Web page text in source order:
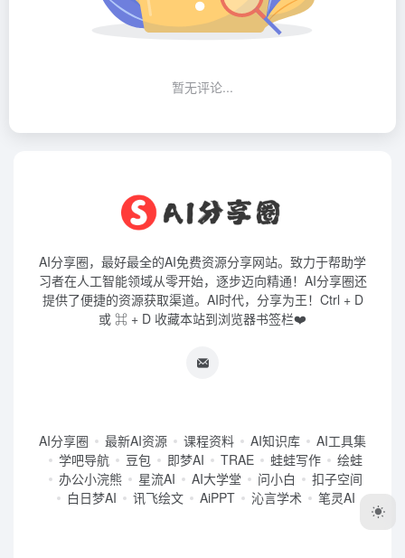
暂无评论...
AI分享圈，最好最全的AI免费资源分享网站。致力于帮助学
习者在人工智能领域从零开始，逐步迈向精通！AI分享圈还
提供了便捷的资源获取渠道。AI时代，分享为王！Ctrl + D
或 ⌘ + D 收藏本站到浏览器书签栏❤️
AI分享圈 最新AI资源 课程资料 AI知识库
AI工具集
学吧导航
豆包 即梦AI TRAE 蛙蛙写作
绘蛙
办公小浣熊
星流AI AI大学堂 问小白
扣子空间
白日梦AI
讯飞绘文 AiPPT 沁言学术 笔灵AI